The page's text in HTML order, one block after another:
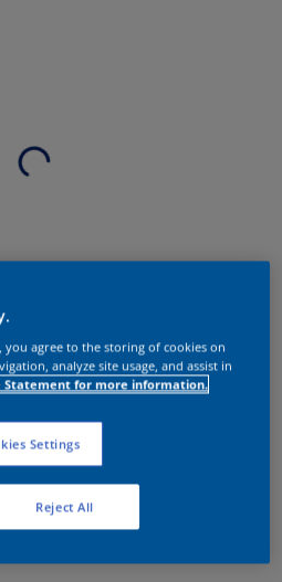
you agree to the storing of cookies on
analyze site usage, and assist in
Statement for more information.
Settings
Reject All